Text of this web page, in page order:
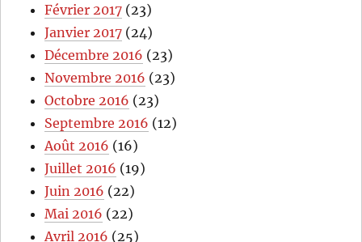
Février 2017 (23)
Janvier 2017 (24)
Décembre 2016 (23)
Novembre 2016 (23)
Octobre 2016 (23)
Septembre 2016 (12)
Août 2016 (16)
Juillet 2016 (19)
Juin 2016 (22)
Mai 2016 (22)
Avril 2016 (25)